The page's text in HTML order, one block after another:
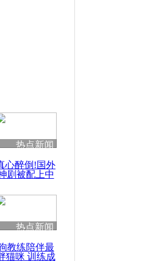
热点新闻
心醉倒!国外
剧被配上中
热点新闻
教练陪伴最
猫咪 训练成